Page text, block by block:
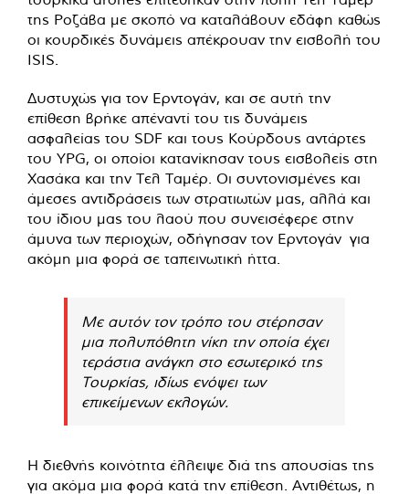
της Ροζάβα με σκοπό να καταλάβουν εδάφη καθώς
οι κουρδικές δυνάμεις απέκρουαν την εισβολή του
ISIS.
Δυστυχώς για τον Ερντογάν, και σε αυτή την
επίθεση βρήκε απέναντί του τις δυνάμεις
ασφαλείας του SDF και τους Κούρδους αντάρτες
του YPG, οι οποίοι κατανίκησαν τους εισβολείς στη
Χασάκα και την Τελ Ταμέρ. Οι συντονισμένες και
άμεσες αντιδράσεις των στρατιωτών μας, αλλά και
του ίδιου μας του λαού που συνεισέφερε στην
άμυνα των περιοχών, οδήγησαν τον Ερντογάν για
ακόμη μια φορά σε ταπεινωτική ήττα.
Με αυτόν τον τρόπο του στέρησαν
μια πολυπόθητη νίκη την οποία έχει
τεράστια ανάγκη στο εσωτερικό της
Τουρκίας, ιδίως ενόψει των
επικείμενων εκλογών.
Η διεθνής κοινότητα έλλειψε διά της απουσίας της
για ακόμα μια φορά κατά την επίθεση. Αντιθέτως, η